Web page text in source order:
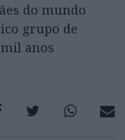
do mundo
grupo de
anos